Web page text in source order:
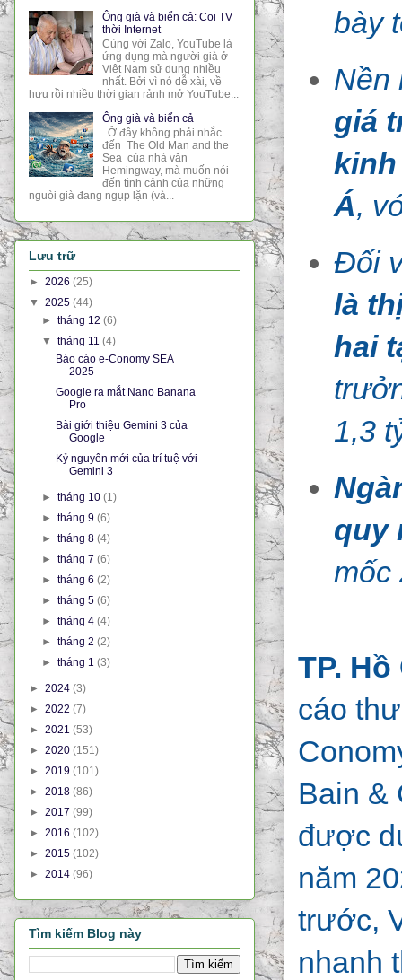
bày
Nền
giá
Á,
Đối
là
hai
1,3
quy
mốc
TP.
cáo
Bain &
được
năm
trước,
nhanh
Ông già và biển cả: Coi TV
thời Internet
Cùng với Zalo, YouTube là
ứng dụng mà người già ở
Việt Nam sử dụng nhiều
nhất. Bởi vì nó dễ xài, về
hưu rồi nhiều thời gian rảnh mở YouTube...
Ông già và biển cả
Ở đây không phải nhắc
đến The Old Man and the
Sea của nhà văn
Hemingway, mà muốn nói
đến tình cảnh của những
nguòi già đang ngụp lặn (và...
Lưu trữ
► 2026 (25)
▼ 2025 (44)
►tháng 12(6)
▼tháng 11(4)
Báo cáo e-Conomy SEA
2025
Google ra mắt Nano Banana
Pro
Bài giới thiệu Gemini 3 của
Google
Kỷ nguyên mới của trí tuệ với
Gemini 3
►tháng 10(1)
►tháng 9(6)
►tháng 8(4)
►tháng 7(6)
►tháng 6(2)
►tháng 5(6)
►tháng 4(4)
►tháng 2(2)
►tháng 1(3)
► 2024 (3)
► 2022 (7)
► 2021 (53)
► 2020 (151)
► 2019 (101)
► 2018 (86)
► 2017 (99)
► 2016 (102)
► 2015 (102)
► 2014 (96)
Tìm kiếm Blog này